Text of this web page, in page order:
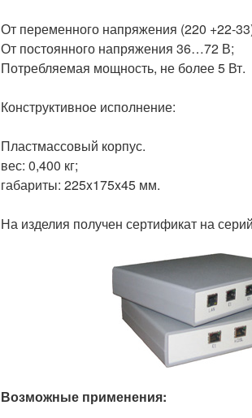
От переменного напряжения (220 +22-
От постоянного напряжения 36…72 В;
Потребляемая мощность, не более 5 Вт.
Конструктивное исполнение:
Пластмассовый корпус.
вес: 0,400 кг;
габариты: 225x175x45 мм.
На изделия получен сертификат на
Возможные применения: